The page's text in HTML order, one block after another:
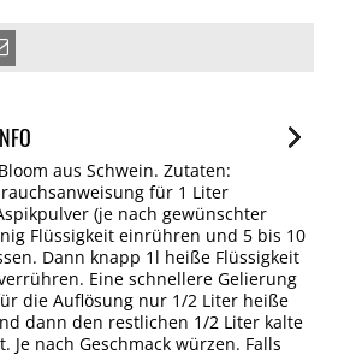
aus Schwein. Zutaten:
für 1 Liter
(je nach gewünschter
Flüssigkeit einrühren und 5 bis 10
Dann knapp 1l heiße Flüssigkeit
Eine schnellere Gelierung
die Auflösung nur 1/2 Liter heiße
dann den restlichen 1/2 Liter kalte
Je nach Geschmack würzen. Falls